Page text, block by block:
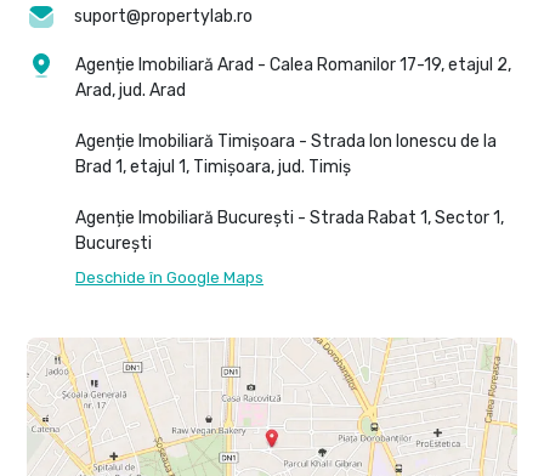
suport@propertylab.ro
Agenție Imobiliară Arad - Calea Romanilor 17-19, etajul 2,
Arad, jud. Arad
Agenție Imobiliară Timișoara - Strada Ion Ionescu de la
Brad 1, etajul 1, Timișoara, jud. Timiș
Agenție Imobiliară București - Strada Rabat 1, Sector 1,
București
Deschide în Google Maps